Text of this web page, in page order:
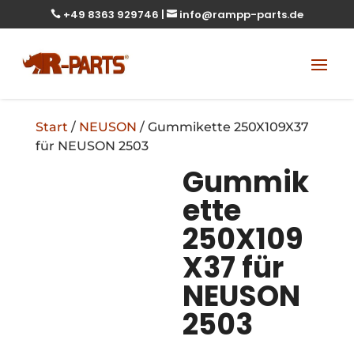
 +49 8363 929746 |  info@rampp-parts.de
Start / NEUSON / Gummikette 250X109X37
für NEUSON 2503
Gummik
ette
250X109
X37 für
NEUSON
2503